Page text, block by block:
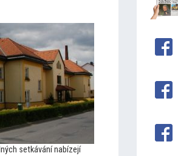
setkávání nabízejí